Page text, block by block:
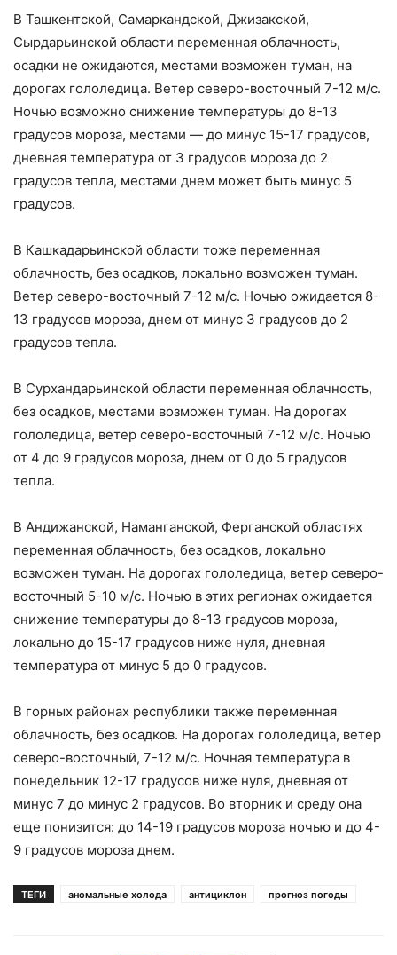
В Ташкентской, Самаркандской, Джизакской,
Сырдарьинской области переменная облачность,
осадки не ожидаются, местами возможен туман, на
дорогах гололедица. Ветер северо-восточный 7-12 м/с.
Ночью возможно снижение температуры до 8-13
градусов мороза, местами — до минус 15-17 градусов,
дневная температура от 3 градусов мороза до 2
градусов тепла, местами днем может быть минус 5
градусов.
В Кашкадарьинской области тоже переменная
облачность, без осадков, локально возможен туман.
Ветер северо-восточный 7-12 м/с. Ночью ожидается 8-
13 градусов мороза, днем от минус 3 градусов до 2
градусов тепла.
В Сурхандарьинской области переменная облачность,
без осадков, местами возможен туман. На дорогах
гололедица, ветер северо-восточный 7-12 м/с. Ночью
от 4 до 9 градусов мороза, днем от 0 до 5 градусов
тепла.
В Андижанской, Наманганской, Ферганской областях
переменная облачность, без осадков, локально
возможен туман. На дорогах гололедица, ветер северо-
восточный 5-10 м/с. Ночью в этих регионах ожидается
снижение температуры до 8-13 градусов мороза,
локально до 15-17 градусов ниже нуля, дневная
температура от минус 5 до 0 градусов.
В горных районах республики также переменная
облачность, без осадков. На дорогах гололедица, ветер
северо-восточный, 7-12 м/с. Ночная температура в
понедельник 12-17 градусов ниже нуля, дневная от
минус 7 до минус 2 градусов. Во вторник и среду она
еще понизится: до 14-19 градусов мороза ночью и до 4-
9 градусов мороза днем.
ТЕГИ аномальные холода антициклон прогноз погоды